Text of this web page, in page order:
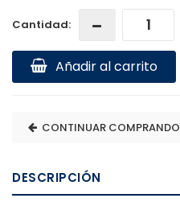
Cantidad:
Añadir al carrito
CONTINUAR COMPRANDO
DESCRIPCIÓN